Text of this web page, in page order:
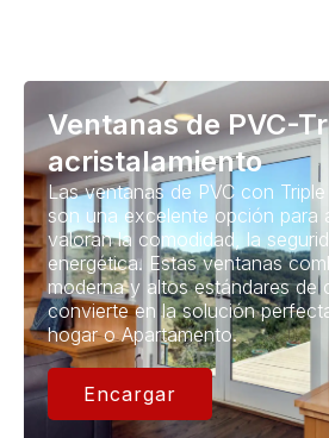
Ventanas de PVC-
acristalamiento
Las ventanas de PVC con
son una excelente opción para
valoran la comodidad, la
energética. Estas ventanas
moderna y altos estándares de
convierte en la solución
hogar o Apartamento.
Encargar